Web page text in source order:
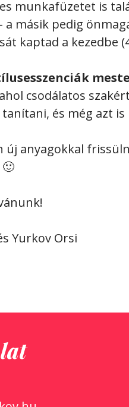
munkafüzetet is
a másik pedig
kaptad a kezedbe
csodálatos
és még azt
új anyagokkal
Yurkov Orsi